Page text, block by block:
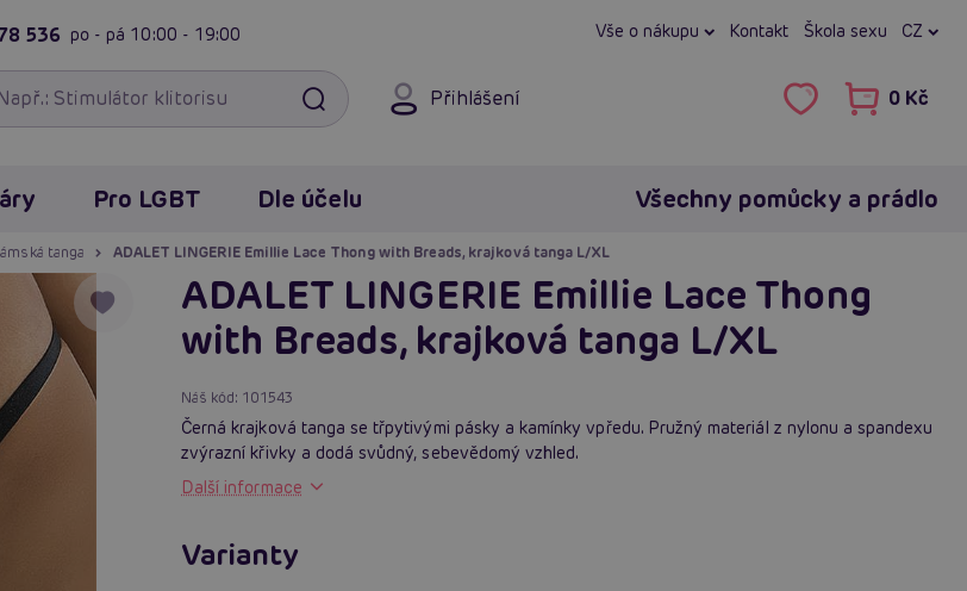
536 po - pá 10:00 - 19:00 Vše o nákupu Kontakt Škola sexu CZ
Přihlášení 0 Kč
Pro LGBT Dle účelu Všechny pomůcky a prádlo
tanga ADALET LINGERIE Emillie Lace Thong with Breads, krajková tanga L/XL
ADALET LINGERIE Emillie Lace Thong
with Breads, krajková tanga L/XL
Náš kód: 101543
Černá krajková tanga se třpytivými pásky a kamínky vpředu. Pružný materiál z nylonu a spandexu
zvýrazní křivky a dodá svůdný, sebevědomý vzhled.
Další informace
Varianty